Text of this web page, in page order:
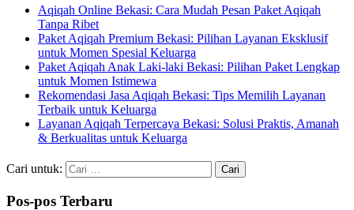
Aqiqah Online Bekasi: Cara Mudah Pesan Paket Aqiqah
Tanpa Ribet
Paket Aqiqah Premium Bekasi: Pilihan Layanan Eksklusif
untuk Momen Spesial Keluarga
Paket Aqiqah Anak Laki-laki Bekasi: Pilihan Paket Lengkap
untuk Momen Istimewa
Rekomendasi Jasa Aqiqah Bekasi: Tips Memilih Layanan
Terbaik untuk Keluarga
Layanan Aqiqah Terpercaya Bekasi: Solusi Praktis, Amanah
& Berkualitas untuk Keluarga
Cari untuk:
Pos-pos Terbaru